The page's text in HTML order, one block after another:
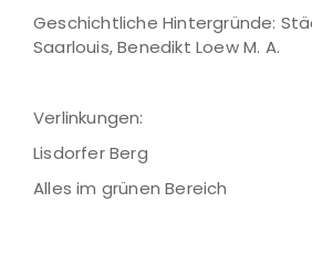
Geschichtliche Hintergründe:
Saarlouis, Benedikt Loew M. A.
Verlinkungen:
Lisdorfer Berg
Alles im grünen Bereich